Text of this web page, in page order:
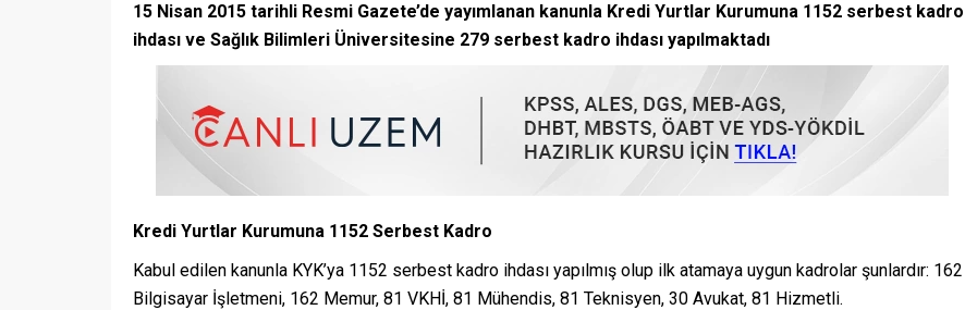
15 Nisan 2015 tarihli Resmi Gazete’de yayımlanan kanunla Kredi Yurtlar Kurumuna 1152 serbest kadro
ihdası ve Sağlık Bilimleri Üniversitesine 279 serbest kadro ihdası yapılmaktadı
Kredi Yurtlar Kurumuna 1152 Serbest Kadro
Kabul edilen kanunla KYK’ya 1152 serbest kadro ihdası yapılmış olup ilk atamaya uygun kadrolar şunlardır: 162
Bilgisayar İşletmeni, 162 Memur, 81 VKHİ, 81 Mühendis, 81 Teknisyen, 30 Avukat, 81 Hizmetli.